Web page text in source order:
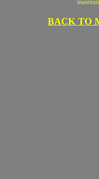
BACK TO